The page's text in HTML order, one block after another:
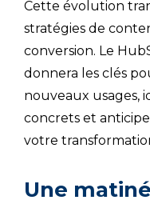
Cette évolution
stratégies de
conversion. Le
donnera les clés
nouveaux usages,
concrets et
votre
Une